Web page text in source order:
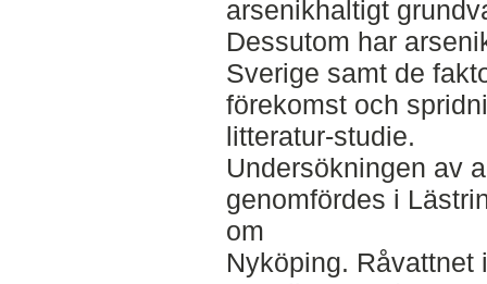
arsenikhaltigt
Dessutom har
Sverige samt de
förekomst och
litteratur-studie.
Undersökningen av
genomfördes i
om
Nyköping. Råvattnet